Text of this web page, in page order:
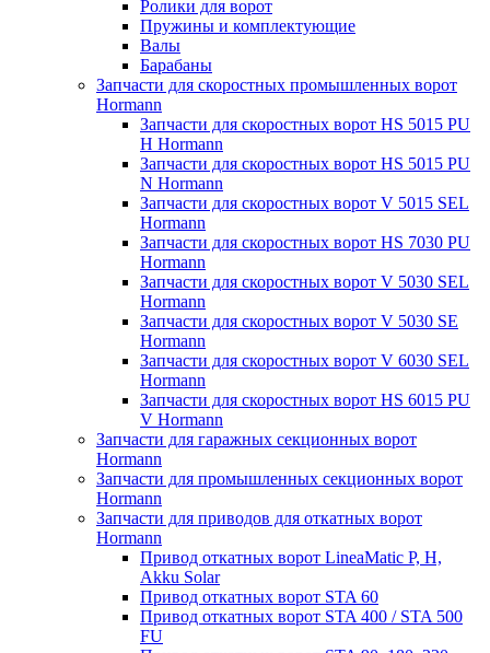
Ролики для ворот
Пружины и комплектующие
Валы
Барабаны
Запчасти для скоростных промышленных ворот
Hormann
Запчасти для скоростных ворот HS 5015 PU
H Hormann
Запчасти для скоростных ворот HS 5015 PU
N Hormann
Запчасти для скоростных ворот V 5015 SEL
Hormann
Запчасти для скоростных ворот HS 7030 PU
Hormann
Запчасти для скоростных ворот V 5030 SEL
Hormann
Запчасти для скоростных ворот V 5030 SE
Hormann
Запчасти для скоростных ворот V 6030 SEL
Hormann
Запчасти для скоростных ворот HS 6015 PU
V Hormann
Запчасти для гаражных секционных ворот
Hormann
Запчасти для промышленных секционных ворот
Hormann
Запчасти для приводов для откатных ворот
Hormann
Привод откатных ворот LineaMatic P, H,
Akku Solar
Привод откатных ворот STA 60
Привод откатных ворот STA 400 / STA 500
FU